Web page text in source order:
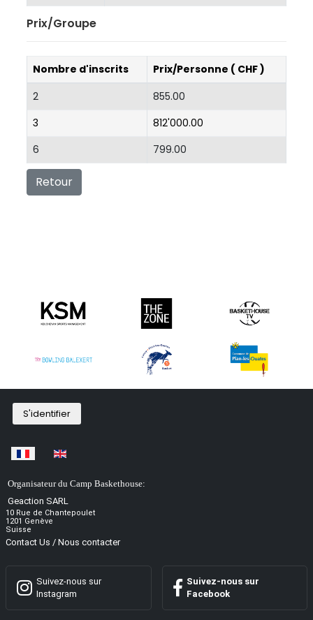
Prix/Groupe
Nombre d'inscrits
Prix/Personne ( CHF )
2
855.00
3
812'000.00
6
799.00
Retour
S'identifier
Sélectionnez votre langue
Organisateur du Camp Baskethouse:
Geaction SARL
10 Rue de Chantepoulet
1201 Genève
Suisse
Contact Us / Nous contacter
Suivez-nous sur
Instagram
Suivez-nous sur
Facebook